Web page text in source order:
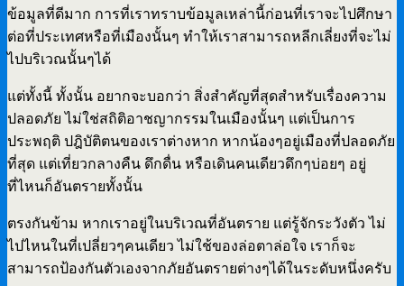
ข้อมูลที่ดีมาก การที่เราทราบข้อมูลเหล่านี้ก่อนที่เราจะไปศึกษา
ต่อที่ประเทศหรือที่เมืองนั้นๆ ทำให้เราสามารถหลีกเลี่ยงที่จะไม่
ไปบริเวณนั้นๆได้
แต่ทั้งนี้ ทั้งนั้น อยากจะบอกว่า สิ่งสำคัญที่สุดสำหรับเรื่องความ
ปลอดภัย ไม่ใช่สถิติอาชญากรรมในเมืองนั้นๆ แต่เป็นการ
ประพฤติ ปฎิบัติตนของเราต่างหาก หากน้องๆอยู่เมืองที่ปลอดภัย
ที่สุด แต่เที่ยวกลางคืน ดึกดื่น หรือเดินคนเดียวดึกๆบ่อยๆ อยู่
ที่ไหนก็อันตรายทั้งนั้น
ตรงกันข้าม หากเราอยู่ในบริเวณที่อันตราย แต่รู้จักระวังตัว ไม่
ไปไหนในที่เปลี่ยวๆคนเดียว ไม่ใช้ของล่อตาล่อใจ เราก็จะ
สามารถป้องกันตัวเองจากภัยอันตรายต่างๆได้ในระดับหนึ่งครับ